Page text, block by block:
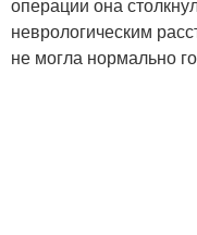
неврологическим
не могла нормально